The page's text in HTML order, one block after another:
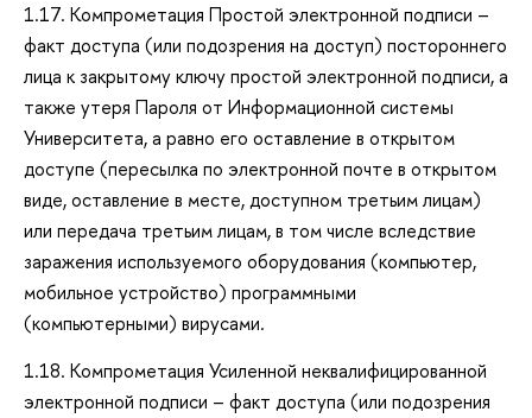
1.17. Компрометация Простой электронной подписи –
факт доступа (или подозрения на доступ) постороннего
лица к закрытому ключу простой электронной подписи, а
также утеря Пароля от Информационной системы
Университета, а равно его оставление в открытом
доступе (пересылка по электронной почте в открытом
виде, оставление в месте, доступном третьим лицам)
или передача третьим лицам, в том числе вследствие
заражения используемого оборудования (компьютер,
мобильное устройство) программными
(компьютерными) вирусами.
1.18. Компрометация Усиленной неквалифицированной
электронной подписи – факт доступа (или подозрения